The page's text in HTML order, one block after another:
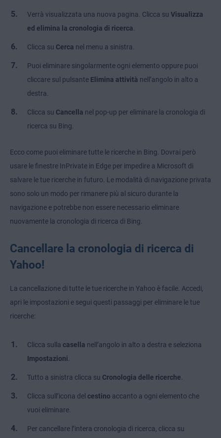
Verrà visualizzata una nuova pagina. Clicca su Visualizza
ed elimina la cronologia di ricerca.
Clicca su Cerca nel menu a sinistra.
Puoi eliminare singolarmente ogni elemento oppure puoi
cliccare sul pulsante Elimina attività nell’angolo in alto a
destra.
Clicca su Cancella nel pop-up per eliminare la cronologia di
ricerca su Bing.
Ecco come puoi eliminare tutte le ricerche in Bing. Dovrai però
usare le finestre InPrivate in Edge per impedire a Microsoft di
salvare le tue ricerche in futuro. Le modalità di navigazione privata
sono solo un modo per rimanere più al sicuro durante la
navigazione e potrebbe non essere necessario eliminare
nuovamente la cronologia di ricerca di Bing.
Cancellare la cronologia di ricerca di
Yahoo!
La cancellazione di tutte le tue ricerche in Yahoo è facile. Accedi,
apri le impostazioni e segui questi passaggi per eliminare le tue
ricerche:
Clicca sulla casella nell’angolo in alto a destra e seleziona
Impostazioni.
Tutto a sinistra clicca su Cronologia delle ricerche.
Clicca sull’icona del cestino accanto a ogni elemento che
vuoi eliminare.
Per cancellare l’intera cronologia di ricerca, clicca su